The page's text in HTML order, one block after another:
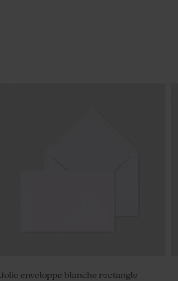
Jolie enveloppe blanche rectangle